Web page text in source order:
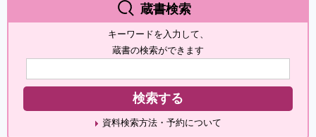
蔵書検索
キーワードを入力して、
蔵書の検索ができます
資料検索方法・予約について